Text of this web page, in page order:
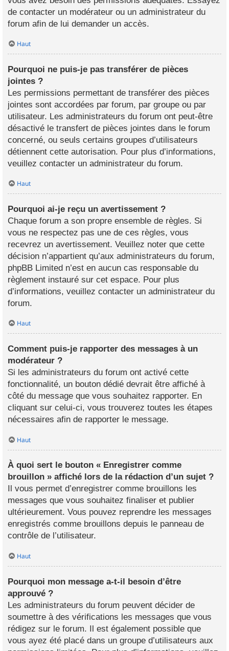
de contacter un modérateur ou un administrateur du
forum afin de lui demander un accès.
Haut
Pourquoi ne puis-je pas transférer de pièces
jointes ?
Les permissions permettant de transférer des pièces
jointes sont accordées par forum, par groupe ou par
utilisateur. Les administrateurs du forum ont peut-être
désactivé le transfert de pièces jointes dans le forum
concerné, ou seuls certains groupes d’utilisateurs
détiennent cette autorisation. Pour plus d’informations,
veuillez contacter un administrateur du forum.
Haut
Pourquoi ai-je reçu un avertissement ?
Chaque forum a son propre ensemble de règles. Si
vous ne respectez pas une de ces règles, vous
recevrez un avertissement. Veuillez noter que cette
décision n’appartient qu’aux administrateurs du forum,
phpBB Limited n’est en aucun cas responsable du
règlement instauré sur cet espace. Pour plus
d’informations, veuillez contacter un administrateur du
forum.
Haut
Comment puis-je rapporter des messages à un
modérateur ?
Si les administrateurs du forum ont activé cette
fonctionnalité, un bouton dédié devrait être affiché à
côté du message que vous souhaitez rapporter. En
cliquant sur celui-ci, vous trouverez toutes les étapes
nécessaires afin de rapporter le message.
Haut
À quoi sert le bouton « Enregistrer comme
brouillon » affiché lors de la rédaction d’un sujet ?
Il vous permet d’enregistrer comme brouillons les
messages que vous souhaitez finaliser et publier
ultérieurement. Vous pouvez reprendre les messages
enregistrés comme brouillons depuis le panneau de
contrôle de l’utilisateur.
Haut
Pourquoi mon message a-t-il besoin d’être
approuvé ?
Les administrateurs du forum peuvent décider de
soumettre à des vérifications les messages que vous
rédigez sur le forum. Il est également possible que
vous ayez été placé dans un groupe d’utilisateurs aux